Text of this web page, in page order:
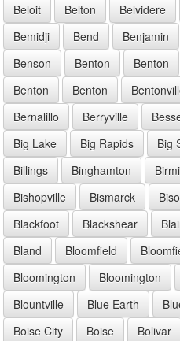
Beloit
Belton Belvidere
Bemidji
Bend Benjamin
Benson
Benton Benton
Benton
Benton
Bernalillo
Berryville
Big Lake
Big Rapids Big
Billings
Binghamton
Bishopville
Bismarck
Blackfoot
Blackshear
Bland
Bloomfield
Bloomington
Bloomington
Blountville
Blue Earth
Boise City
Boise Bolivar